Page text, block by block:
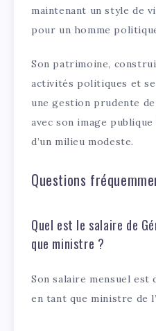
maintenant un style de
pour un homme
Son patrimoine,
activités politiques et
une gestion prudente
avec son image
d’un milieu modeste.
Questions
Quel est le salaire de
que ministre ?
Son salaire mensuel est
en tant que ministre de